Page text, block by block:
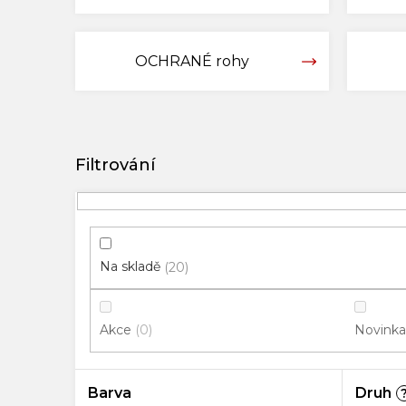
OCHRANÉ rohy
Na skladě 20
Akce 0 Novinka
Barva Druh ?
ý
p
i